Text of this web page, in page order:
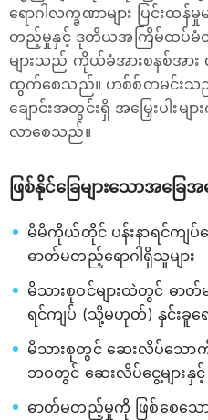
ရောဂါလက္ခဏာများ ပြင်းထ
တည့်မှုနှင့် ဒုတိယအကြိမ်ထပ်မံ
များသည် ကိုယ်ခံအားစနစ်အာ
ထွက်စေသည်။ ဟစ်စ်တမင်းသည်
ချောင်းအတွင်းရှိ အ​မြှေးပါးမ
လာ​စေသည်။
ဖြစ်နိုင်ခြေများသောအခြေအ
မိမိကိုယ်တိုင် ပန်းနာရင်ကျပ်
ဓာတ်မတည့်ရောဂါရှိသူများ
မိသားစုဝင်များထဲတွင် ဓာတ်
ရင်ကျပ် (သို့မဟုတ်) နှင်းခူရေ
မိသားစုတွင် ဆေးလိပ်သောက်
ဘဝတွင် ဆေးလိပ်ငွေ့များနှ
ဓာတ်မတည့်မှုကို ဖြစ်စေသောပ